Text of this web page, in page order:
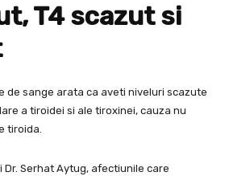
T4 scazut si
de sange arata ca aveti niveluri scazute
a tiroidei si ale tiroxinei, cauza nu
tiroida.
Serhat Aytug, afectiunile care